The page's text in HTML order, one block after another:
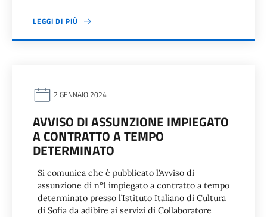
LEGGI DI PIÙ
2 GENNAIO 2024
AVVISO DI ASSUNZIONE IMPIEGATO
A CONTRATTO A TEMPO
DETERMINATO
Si comunica che è pubblicato l’Avviso di
assunzione di n°1 impiegato a contratto a tempo
determinato presso l’Istituto Italiano di Cultura
di Sofia da adibire ai servizi di Collaboratore